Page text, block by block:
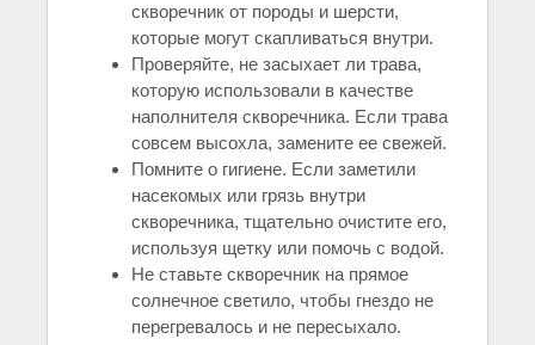
скворечник от породы и шерсти,
которые могут скапливаться внутри.
Проверяйте, не засыхает ли трава,
которую использовали в качестве
наполнителя скворечника. Если трава
совсем высохла, замените ее свежей.
Помните о гигиене. Если заметили
насекомых или грязь внутри
скворечника, тщательно очистите его,
используя щетку или помочь с водой.
Не ставьте скворечник на прямое
солнечное светило, чтобы гнездо не
перегревалось и не пересыхало.